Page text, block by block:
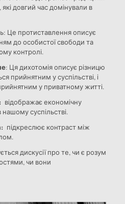
які довгий час домінували в
ь: Це протиставлення описує
до особистої свободи та
контролі.
: Ця дихотомія описує різницю
прийнятним у суспільстві, і
у приватному житті.
відображає економічну
нашому суспільстві.
підкреслює контраст між
дискусії про те, чи є розум
чи вони